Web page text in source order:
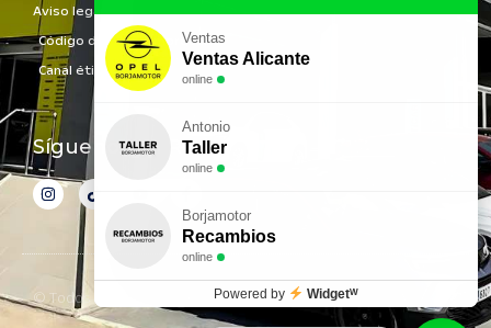
Aviso legal
Código de ética empresarial
Canal ético
Síguenos en Redes
© Todos los derechos reservados por BORJAMOTOR, S.A.
Ventas
Ventas Alicante
online
Antonio
Taller
online
Borjamotor
Recambios
online
Powered by Widgetᵂ